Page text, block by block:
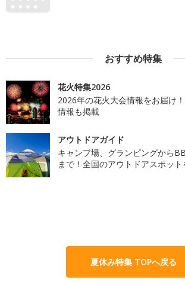
おすすめ特集
花火特集2026
2026年の花火大会情報をお届け
情報も掲載
アウトドアガイド
キャンプ場、グランピングから
まで！全国のアウトドアスポット
夏休み特集 TOPへ戻る